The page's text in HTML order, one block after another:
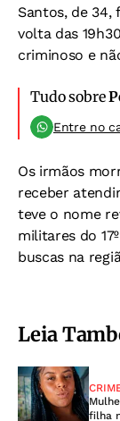
Santos, de
volta das
criminoso e
Tudo sobre
Entre no
Os irmãos
receber
teve o nome
militares do
buscas na
Leia
filha